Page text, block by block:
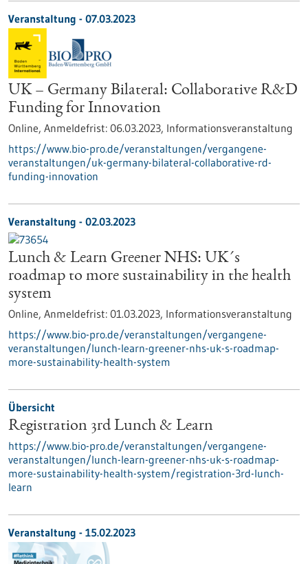
Veranstaltung - 07.03.2023
UK – Germany Bilateral: Collaborative R&D
Funding for Innovation
Online, Anmeldefrist: 06.03.2023, Informationsveranstaltung
https://www.bio-pro.de/veranstaltungen/vergangene-
veranstaltungen/uk-germany-bilateral-collaborative-rd-
funding-innovation
Veranstaltung - 02.03.2023
Lunch & Learn Greener NHS: UK´s
roadmap to more sustainability in the health
system
Online, Anmeldefrist: 01.03.2023, Informationsveranstaltung
https://www.bio-pro.de/veranstaltungen/vergangene-
veranstaltungen/lunch-learn-greener-nhs-uk-s-roadmap-
more-sustainability-health-system
Übersicht
Registration 3rd Lunch & Learn
https://www.bio-pro.de/veranstaltungen/vergangene-
veranstaltungen/lunch-learn-greener-nhs-uk-s-roadmap-
more-sustainability-health-system/registration-3rd-lunch-
learn
Veranstaltung - 15.02.2023